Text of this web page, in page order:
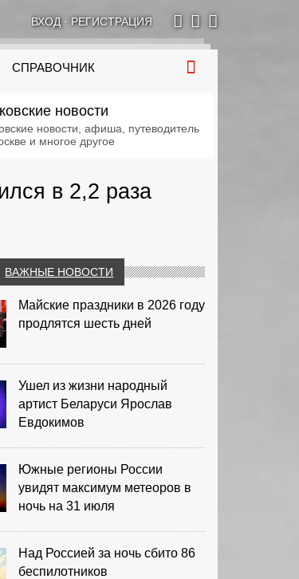
ВХОД· РЕГИСТРАЦИЯ
СПРАВОЧНИК
новости
новости, афиша, путеводитель
и многое другое
в 2,2 раза
ВАЖНЫЕ НОВОСТИ
Майские праздники в 2026 году
продлятся шесть дней
Ушел из жизни народный
артист Беларуси Ярослав
Евдокимов
Южные регионы России
увидят максимум метеоров в
ночь на 31 июля
Над Россией за ночь сбито 86
беспилотников